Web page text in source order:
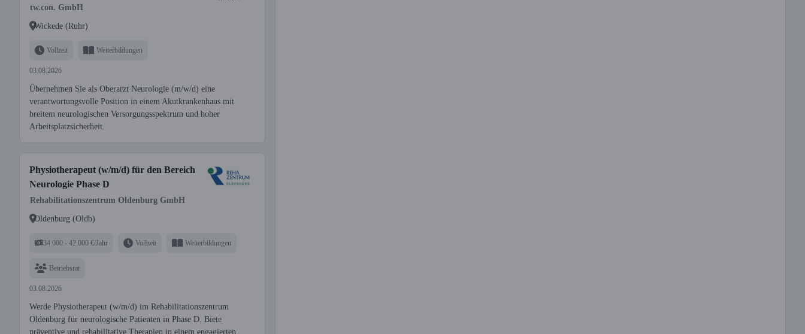
tw.con. GmbH
Wickede (Ruhr)
Vollzeit Weiterbildungen
03.08.2026
Übernehmen Sie als Oberarzt Neurologie (m/w/d) eine
verantwortungsvolle Position in einem Akutkrankenhaus mit
breitem neurologischen Versorgungsspektrum und hoher
Arbeitsplatzsicherheit.
Physiotherapeut (w/m/d) für den Bereich
Neurologie Phase D
Rehabilitationszentrum Oldenburg GmbH
Oldenburg (Oldb)
34.000 - 42.000 €/Jahr Vollzeit Weiterbildungen
Betriebsrat
03.08.2026
Werde Physiotherapeut (w/m/d) im Rehabilitationszentrum
Oldenburg für neurologische Patienten in Phase D. Biete
präventive und rehabilitative Therapien in einem engagierten